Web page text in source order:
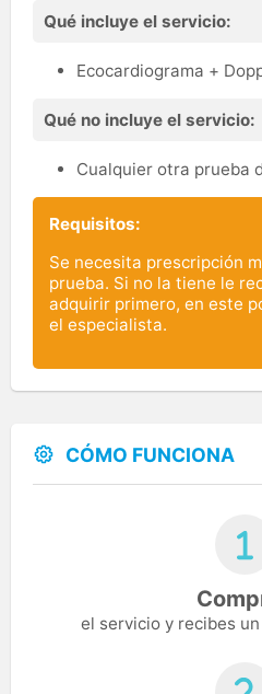
Qué incluye el servicio:
Ecocardiograma +
Qué no incluye el servicio:
Cualquier otra prueba
Requisitos:
Se necesita prescripción
prueba. Si no la tiene le
adquirir primero, en este
el especialista.
CÓMO FUNCIONA
el servicio y recibes